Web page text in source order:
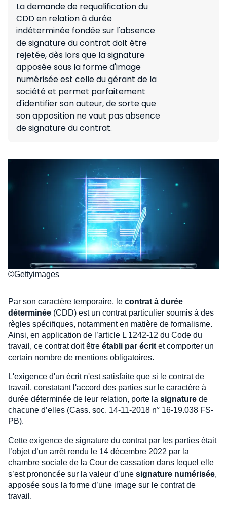
La demande de requalification du
CDD en relation à durée
indéterminée fondée sur l'absence
de signature du contrat doit être
rejetée, dès lors que la signature
apposée sous la forme d'image
numérisée est celle du gérant de la
société et permet parfaitement
d'identifier son auteur, de sorte que
son apposition ne vaut pas absence
de signature du contrat.
©Gettyimages
Par son caractère temporaire, le contrat à durée
déterminée (CDD) est un contrat particulier soumis à des
règles spécifiques, notamment en matière de formalisme.
Ainsi, en application de l’article L 1242-12 du Code du
travail, ce contrat doit être établi par écrit et comporter un
certain nombre de mentions obligatoires.
L'exigence d'un écrit n'est satisfaite que si le contrat de
travail, constatant l'accord des parties sur le caractère à
durée déterminée de leur relation, porte la signature de
chacune d’elles (Cass. soc. 14-11-2018 n° 16-19.038 FS-
PB).
Cette exigence de signature du contrat par les parties était
l’objet d’un arrêt rendu le 14 décembre 2022 par la
chambre sociale de la Cour de cassation dans lequel elle
s’est prononcée sur la valeur d’une signature numérisée,
apposée sous la forme d’une image sur le contrat de
travail.